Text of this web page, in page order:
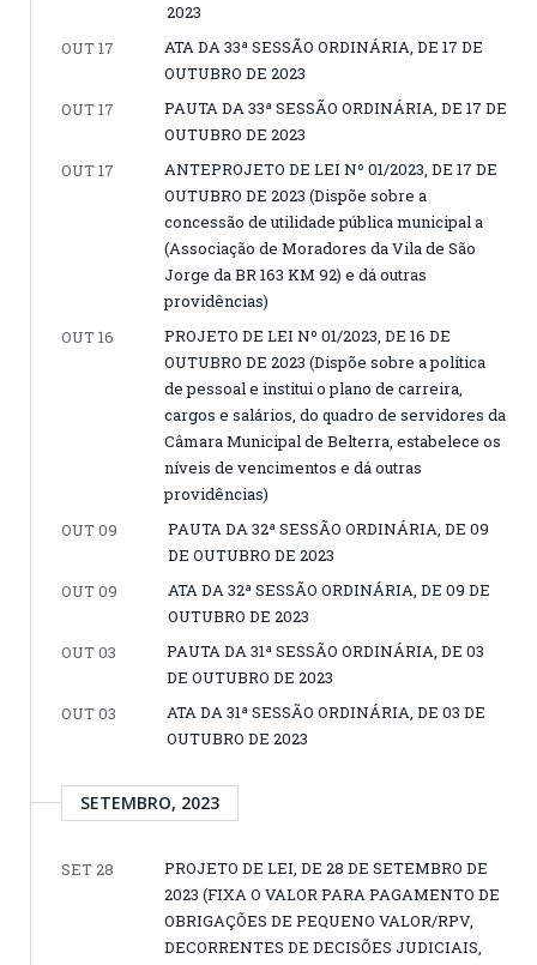
2023
OUT 17
ATA DA 33ª SESSÃO ORDINÁRIA, DE 17 DE
OUTUBRO DE 2023
OUT 17
PAUTA DA 33ª SESSÃO ORDINÁRIA, DE 17 DE
OUTUBRO DE 2023
OUT 17
ANTEPROJETO DE LEI Nº 01/2023, DE 17 DE
OUTUBRO DE 2023 (Dispõe sobre a
concessão de utilidade pública municipal a
(Associação de Moradores da Vila de São
Jorge da BR 163 KM 92) e dá outras
providências)
OUT 16
PROJETO DE LEI Nº 01/2023, DE 16 DE
OUTUBRO DE 2023 (Dispõe sobre a política
de pessoal e institui o plano de carreira,
cargos e salários, do quadro de servidores da
Câmara Municipal de Belterra, estabelece os
níveis de vencimentos e dá outras
providências)
OUT 09
PAUTA DA 32ª SESSÃO ORDINÁRIA, DE 09
DE OUTUBRO DE 2023
OUT 09
ATA DA 32ª SESSÃO ORDINÁRIA, DE 09 DE
OUTUBRO DE 2023
OUT 03
PAUTA DA 31ª SESSÃO ORDINÁRIA, DE 03
DE OUTUBRO DE 2023
OUT 03
ATA DA 31ª SESSÃO ORDINÁRIA, DE 03 DE
OUTUBRO DE 2023
SETEMBRO, 2023
SET 28
PROJETO DE LEI, DE 28 DE SETEMBRO DE
2023 (FIXA O VALOR PARA PAGAMENTO DE
OBRIGAÇÕES DE PEQUENO VALOR/RPV,
DECORRENTES DE DECISÕES JUDICIAIS,